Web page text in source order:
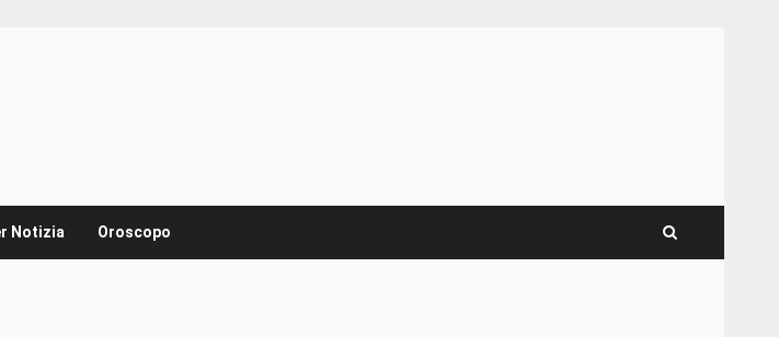
Notizia Oroscopo